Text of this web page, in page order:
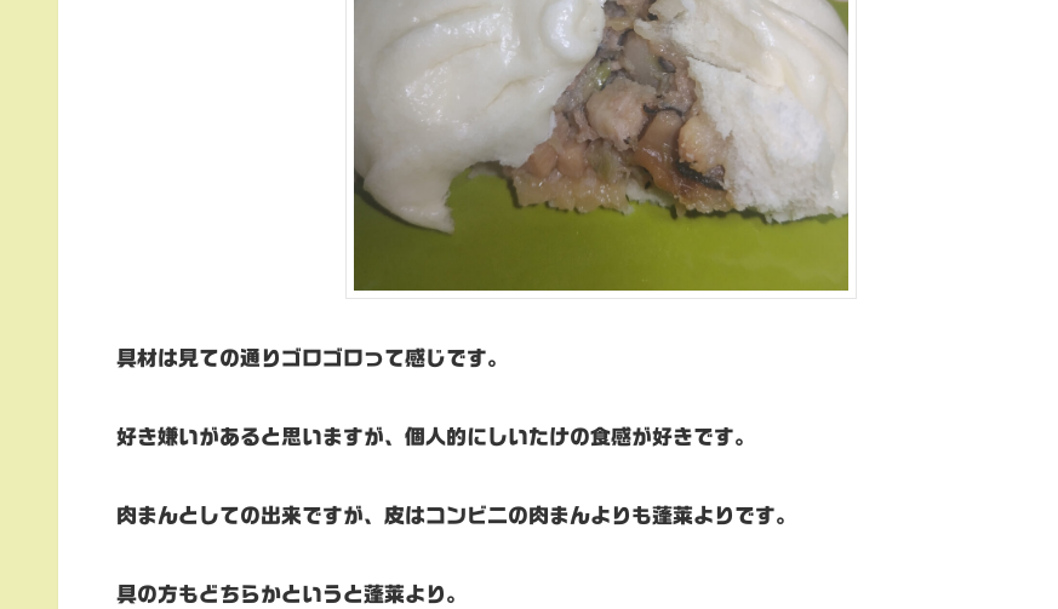
具材は見ての通りゴロゴロって感じです。
好き嫌いがあると思いますが、個人的にしいたけの食感が好きです。
肉まんとしての出来ですが、皮はコンビニの肉まんよりも蓬莱よりです。
具の方もどちらかというと蓬莱より。